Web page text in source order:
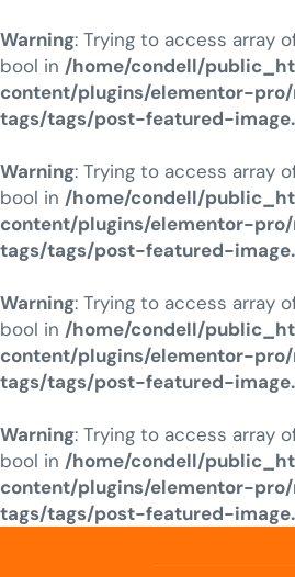
Warning: Trying to access array
bool in /home/condell/
content/plugins/elementor-
tags/tags/post-featured-
Warning: Trying to access array
bool in /home/condell/
content/plugins/elementor-
tags/tags/post-featured-
Warning: Trying to access array
bool in /home/condell/
content/plugins/elementor-
tags/tags/post-featured-
Warning: Trying to access array
bool in /home/condell/
content/plugins/elementor-
tags/tags/post-featured-